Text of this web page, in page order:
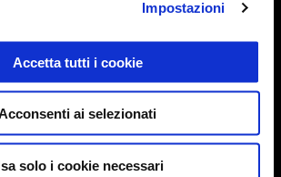
Impostazioni
Accetta tutti i cookie
ai selezionati
solo i cookie necessari